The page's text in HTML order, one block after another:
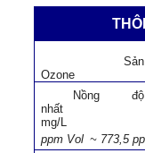
Ozone
Nồng
nhất
mg/L
ppm Vol ~ 773,5